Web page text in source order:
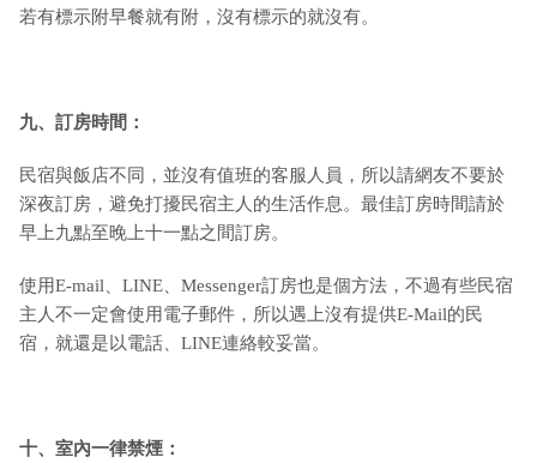
若有標示附早餐就有附，沒有標示的就沒有。
九、訂房時間：
民宿與飯店不同，並沒有值班的客服人員，所以請網友不要於
深夜訂房，避免打擾民宿主人的生活作息。最佳訂房時間請於
早上九點至晚上十一點之間訂房。
使用E-mail、LINE、Messenger訂房也是個方法，不過有些民宿
主人不一定會使用電子郵件，所以遇上沒有提供E-Mail的民
宿，就還是以電話、LINE連絡較妥當。
十、室內一律禁煙：